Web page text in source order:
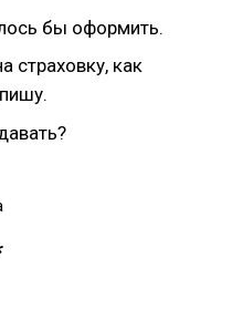
бы оформить.
страховку, как